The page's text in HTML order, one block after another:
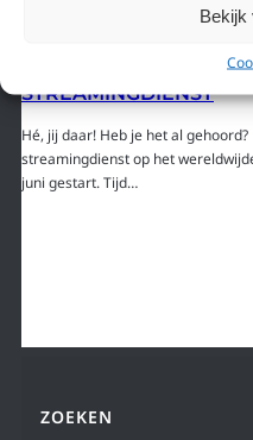
Bekijk
HIDIVE: NIEUWE
STREAMINGDIENST
Hé, jij daar! Heb je het al
streamingdienst op het
juni gestart. Tijd…
ZOEKEN